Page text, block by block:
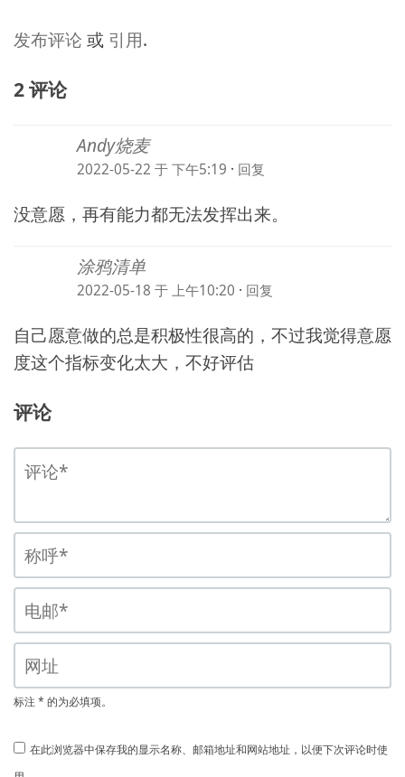
发布评论 或 引用.
2 评论
Andy烧麦
2022-05-22 于 下午5:19 · 回复
没意愿，再有能力都无法发挥出来。
涂鸦清单
2022-05-18 于 上午10:20 · 回复
自己愿意做的总是积极性很高的，不过我觉得意愿
度这个指标变化太大，不好评估
评论
标注 * 的为必填项。
在此浏览器中保存我的显示名称、邮箱地址和网站地址，以便下次评论时使